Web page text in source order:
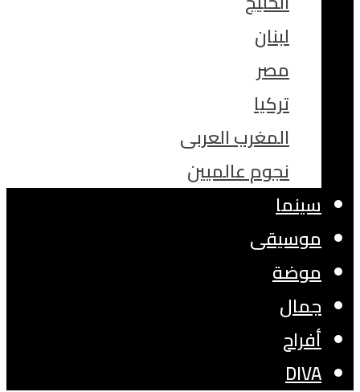
لبنان
مصر
تركيا
المغرب العربى
نجوم عالميين
سينما
موسيقى
موضة
جمال
أفراح
DIVA